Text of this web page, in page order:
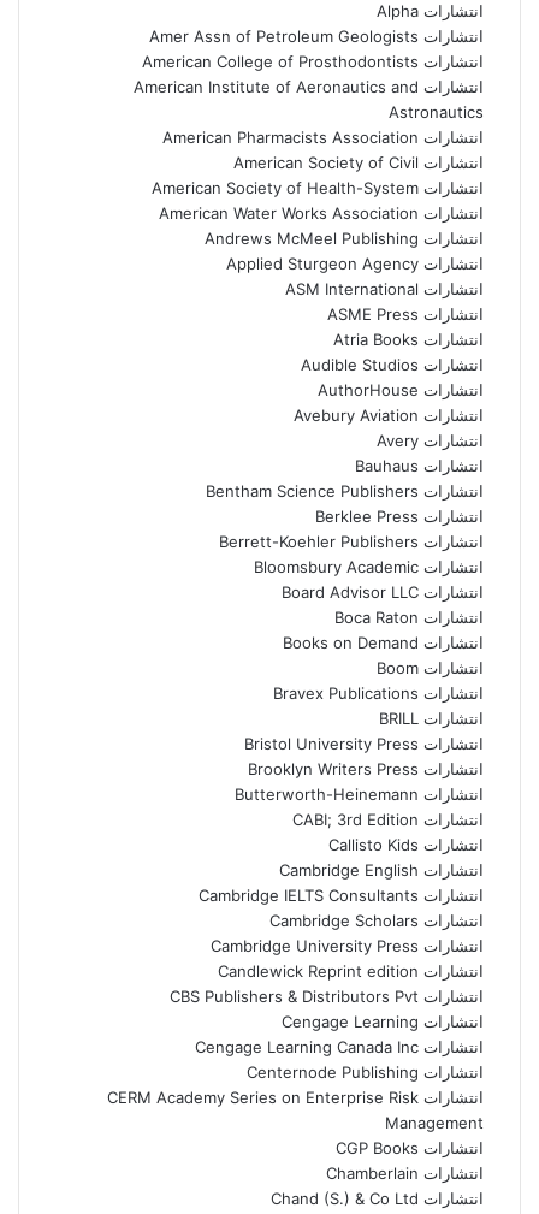
انتشارات Alpha
انتشارات Amer Assn of Petroleum Geologists
انتشارات American College of Prosthodontists
انتشارات American Institute of Aeronautics and
Astronautics
انتشارات American Pharmacists Association
انتشارات American Society of Civil
انتشارات American Society of Health-System
انتشارات American Water Works Association
انتشارات Andrews McMeel Publishing
انتشارات Applied Sturgeon Agency
انتشارات ASM International
انتشارات ASME Press
انتشارات Atria Books
انتشارات Audible Studios
انتشارات AuthorHouse
انتشارات Avebury Aviation
انتشارات Avery
انتشارات Bauhaus
انتشارات Bentham Science Publishers
انتشارات Berklee Press
انتشارات Berrett-Koehler Publishers
انتشارات Bloomsbury Academic
انتشارات Board Advisor LLC
انتشارات Boca Raton
انتشارات Books on Demand
انتشارات Boom
انتشارات Bravex Publications
انتشارات BRILL
انتشارات Bristol University Press
انتشارات Brooklyn Writers Press
انتشارات Butterworth-Heinemann
انتشارات CABI; 3rd Edition
انتشارات Callisto Kids
انتشارات Cambridge English
انتشارات Cambridge IELTS Consultants
انتشارات Cambridge Scholars
انتشارات Cambridge University Press
انتشارات Candlewick Reprint edition
انتشارات CBS Publishers & Distributors Pvt
انتشارات Cengage Learning
انتشارات Cengage Learning Canada Inc
انتشارات Centernode Publishing
انتشارات CERM Academy Series on Enterprise Risk
Management
انتشارات CGP Books
انتشارات Chamberlain
انتشارات Chand (S.) & Co Ltd